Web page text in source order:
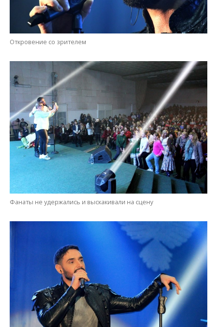
Откровение со зрителем
Фанаты не удержались и выскакивали на сцену